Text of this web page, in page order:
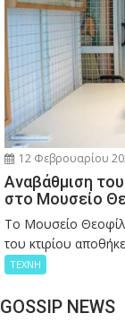
12 Φεβρουαρίου
Αναβάθμιση
στο Μουσείο
Το Μουσείο
του κτιρίου
ΤΕΧΝΗ
GOSSIP NEWS